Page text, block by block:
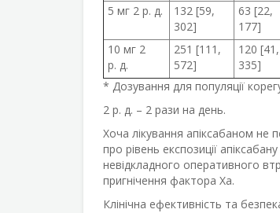
5 мг 2 р. д.
132 [59,
302]
63 [22,
177]
10 мг 2
р. д.
251 [111,
572]
120 [41,
335]
* Дозування для популяції
2 р. д. – 2 рази на день.
Хоча лікування апіксабаном не
про рівень експозиції
невідкладного оперативного
пригнічення фактора Ха.
Клінічна ефективність та